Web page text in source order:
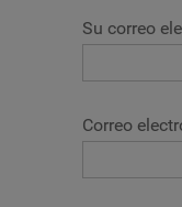
Su correo
Correo